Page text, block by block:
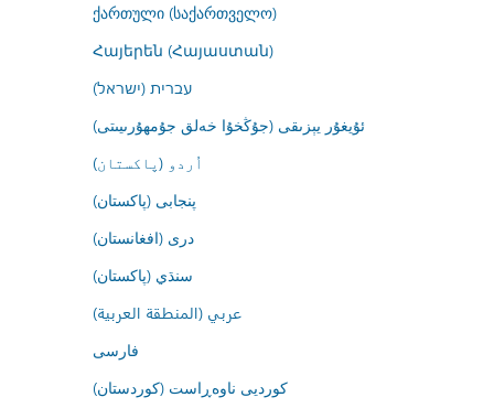
ქართული (საქართველო)
Հայերեն (Հայաստան)
עברית (ישראל)
ئۇيغۇر يېزىقى (جۇڭخۇا خەلق جۇمھۇرىيىتى)
اُردو (پاکستان)
پنجابی (پاکستان)
درى (افغانستان)
سنڌي (پاکستان)
عربي (المنطقة العربية)
فارسى
کوردیی ناوەڕاست (کوردستان)